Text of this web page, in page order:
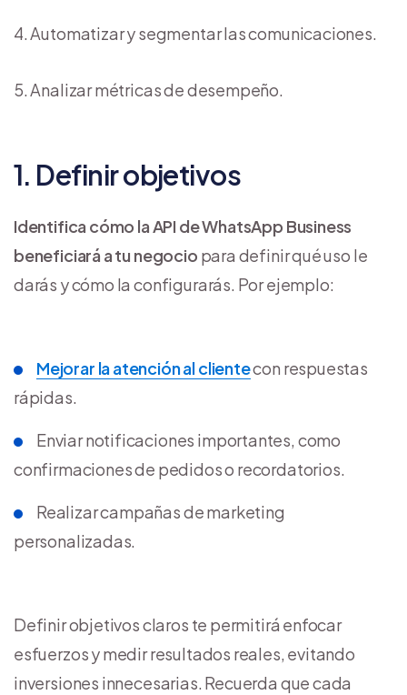
Automatizar y segmentar las comunicaciones.
Analizar métricas de desempeño.
1. Definir objetivos
Identifica cómo la API de WhatsApp Business
beneficiará a tu negocio para definir qué uso le
darás y cómo la configurarás. Por ejemplo:
Mejorar la atención al clientecon respuestas
rápidas.
Enviar notificaciones importantes, como
confirmaciones de pedidos o recordatorios.
Realizar campañas de marketing
personalizadas.
Definir objetivos claros te permitirá enfocar
esfuerzos y medir resultados reales, evitando
inversiones innecesarias. Recuerda que cada